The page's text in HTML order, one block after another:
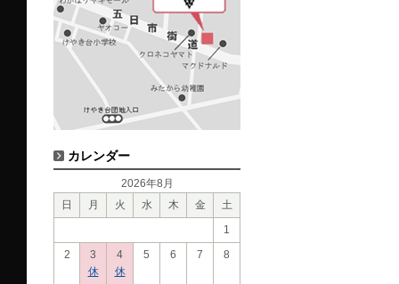
カレンダー
2026年8月
日
月 火 水 木 金
土
1
2
3
休
4
休
5 6 7 8